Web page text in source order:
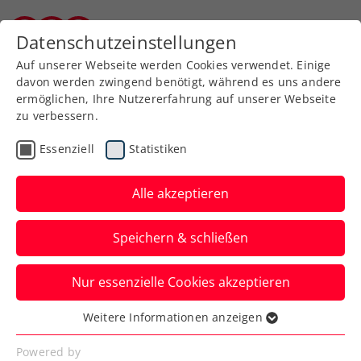
Zurück zur Newsübersicht
Turniere
BTV Jugend Circuit:
Maislinger holt beim
Heimspiel den U18-Titel
Die rot-goldenen Nachwuchshoffnungen
trafen auf der Anlage des UTC Pöttsching
auf starke Konkurrenz. Niklas Maislinger
holte den einzigen Titel im Einzel, Isabella
Hauenschild gewann mit Partnerin Leonie
Datenschutzeinstellungen
Auf unserer Webseite werden Cookies verwendet. Einige
davon werden zwingend benötigt, während es uns andere
ermöglichen, Ihre Nutzererfahrung auf unserer Webseite
zu verbessern.
Essenziell Statistiken
Alle akzeptieren
Speichern & schließen
Nur essenzielle Cookies akzeptieren
Essenziell
Essenzielle Cookies werden für grundlegende
Weitere Informationen anzeigen
Powered by